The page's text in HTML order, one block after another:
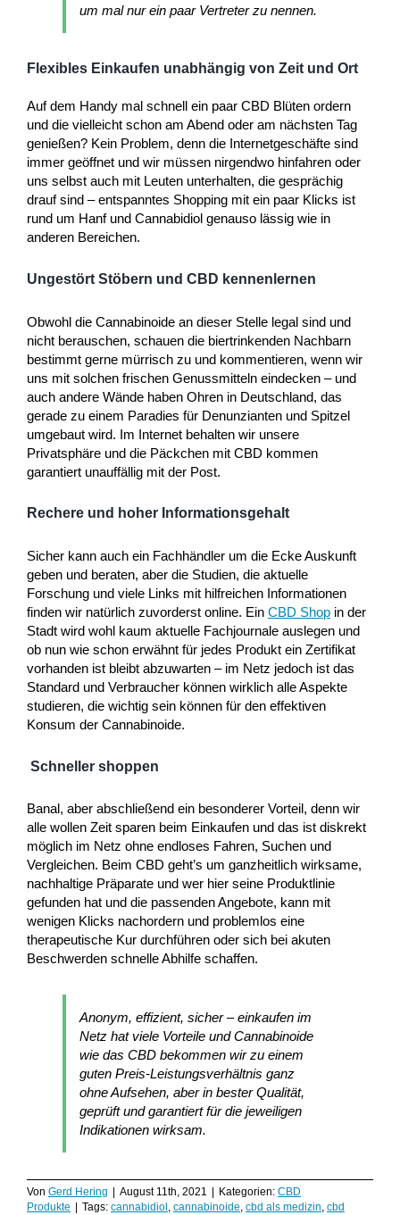
um mal nur ein paar Vertreter zu nennen.
Flexibles Einkaufen unabhängig von Zeit und Ort
Auf dem Handy mal schnell ein paar CBD Blüten ordern
und die vielleicht schon am Abend oder am nächsten Tag
genießen? Kein Problem, denn die Internetgeschäfte sind
immer geöffnet und wir müssen nirgendwo hinfahren oder
uns selbst auch mit Leuten unterhalten, die gesprächig
drauf sind – entspanntes Shopping mit ein paar Klicks ist
rund um Hanf und Cannabidiol genauso lässig wie in
anderen Bereichen.
Ungestört Stöbern und CBD kennenlernen
Obwohl die Cannabinoide an dieser Stelle legal sind und
nicht berauschen, schauen die biertrinkenden Nachbarn
bestimmt gerne mürrisch zu und kommentieren, wenn wir
uns mit solchen frischen Genussmitteln eindecken – und
auch andere Wände haben Ohren in Deutschland, das
gerade zu einem Paradies für Denunzianten und Spitzel
umgebaut wird. Im Internet behalten wir unsere
Privatsphäre und die Päckchen mit CBD kommen
garantiert unauffällig mit der Post.
Rechere und hoher Informationsgehalt
Sicher kann auch ein Fachhändler um die Ecke Auskunft
geben und beraten, aber die Studien, die aktuelle
Forschung und viele Links mit hilfreichen Informationen
finden wir natürlich zuvorderst online. Ein CBD Shop in der
Stadt wird wohl kaum aktuelle Fachjournale auslegen und
ob nun wie schon erwähnt für jedes Produkt ein Zertifikat
vorhanden ist bleibt abzuwarten – im Netz jedoch ist das
Standard und Verbraucher können wirklich alle Aspekte
studieren, die wichtig sein können für den effektiven
Konsum der Cannabinoide.
Schneller shoppen
Banal, aber abschließend ein besonderer Vorteil, denn wir
alle wollen Zeit sparen beim Einkaufen und das ist diskrekt
möglich im Netz ohne endloses Fahren, Suchen und
Vergleichen. Beim CBD geht’s um ganzheitlich wirksame,
nachhaltige Präparate und wer hier seine Produktlinie
gefunden hat und die passenden Angebote, kann mit
wenigen Klicks nachordern und problemlos eine
therapeutische Kur durchführen oder sich bei akuten
Beschwerden schnelle Abhilfe schaffen.
Anonym, effizient, sicher – einkaufen im
Netz hat viele Vorteile und Cannabinoide
wie das CBD bekommen wir zu einem
guten Preis-Leistungsverhältnis ganz
ohne Aufsehen, aber in bester Qualität,
geprüft und garantiert für die jeweiligen
Indikationen wirksam.
Von Gerd Hering August 11th, 2021 Kategorien: CBD
Produkte
Tags: cannabidiol , cannabinoide, cbd als medizin, cbd